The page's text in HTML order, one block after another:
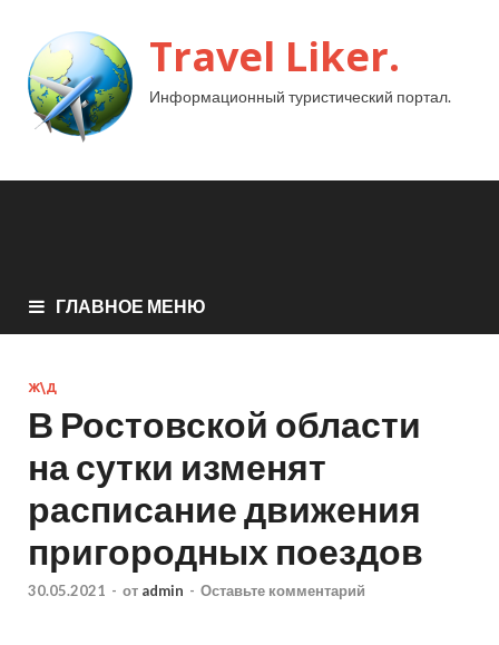
Travel Liker.
Информационный туристический портал.
ГЛАВНОЕ МЕНЮ
Ж\Д
В Ростовской области
на сутки изменят
расписание движения
пригородных поездов
30.05.2021 - от admin - Оставьте комментарий